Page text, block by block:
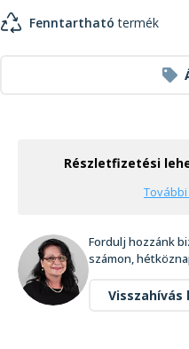
Fenntartható termék
Részletfizetési
Fordulj hozzánk
számon,
Visszahívás